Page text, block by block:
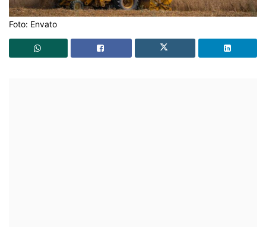
Foto: Envato